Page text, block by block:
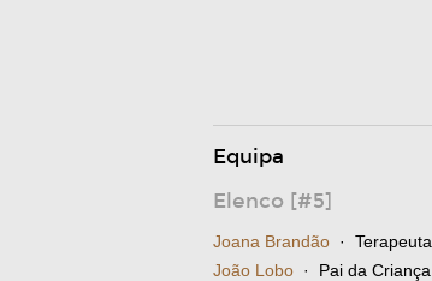
Equipa
Elenco [#5]
Joana Brandão · Terapeuta
João Lobo · Pai da Criança